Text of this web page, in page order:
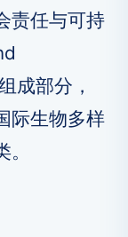
责任与可持
成部分，
际生物多样